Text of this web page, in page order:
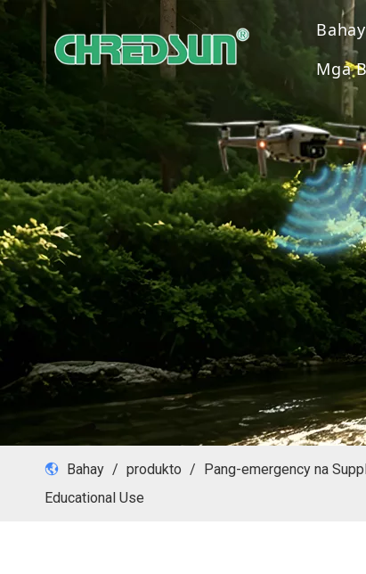
Bahay
Mga
Bahay / produkto / Pang-emergency na
Educational Use